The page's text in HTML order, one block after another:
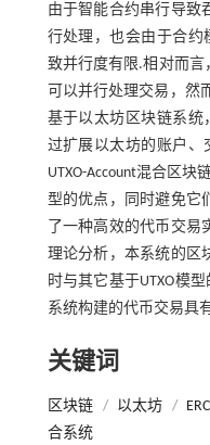
由于智能合约串行导致
行处理，也会由于合约
致并行度有限.相对而言
可以并行处理交易，然
基于以太坊区块链系统
过扩展以太坊的账户、
UTXO-Account混合区块
型的优点，同时避免它
了一种高效的代币交
理论分析，本系统的区
时与其它基于UTXO模
系统构建的代币交易具
关键词
区块链 / 以太坊 /
合系统